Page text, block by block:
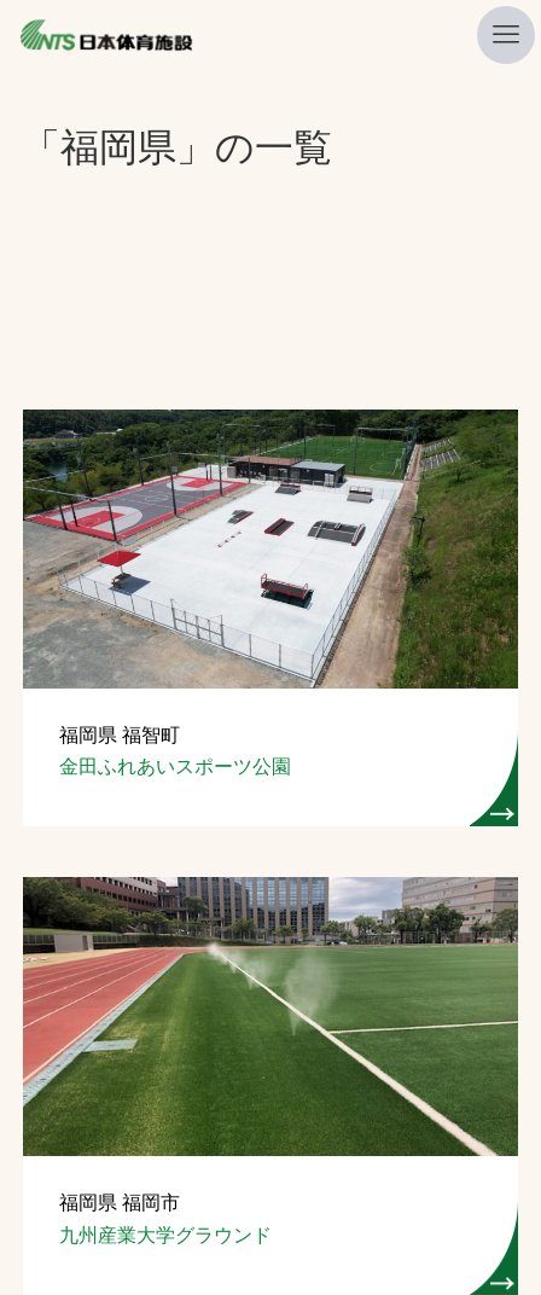
ニュース
会社概要
採用情報
検索
お問合せ
お取引先の皆様へ
ソーシャルメディアポリシー
文字の見えづらさや操作にお困りの方へ
「福岡県」の一覧
福岡県 福智町
金田ふれあいスポーツ公園
福岡県 福岡市
九州産業大学グラウンド